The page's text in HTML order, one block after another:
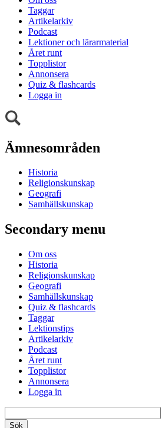
Taggar
Artikelarkiv
Podcast
Lektioner och lärarmaterial
Året runt
Topplistor
Annonsera
Quiz & flashcards
Logga in
Ämnesområden
Historia
Religionskunskap
Geografi
Samhällskunskap
Secondary menu
Om oss
Historia
Religionskunskap
Geografi
Samhällskunskap
Quiz & flashcards
Taggar
Lektionstips
Artikelarkiv
Podcast
Året runt
Topplistor
Annonsera
Logga in